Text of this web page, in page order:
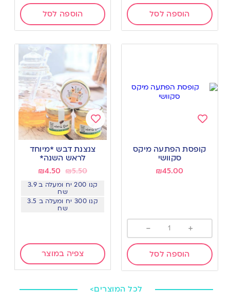
הוספה לסל הוספה לסל
to
wishlist
קופסת הפתעה מיקס
סקוושי
₪45.00
+
-
הוספה לסל
Add
wishlist
צנצנת דבש *מיוחד
לראש השנה*
₪5.50
₪4.50
קנו 200 יח ומעלה ב 3.9
שח
קנו 300 יח ומעלה ב 3.5
שח
צפיה במוצר
לכל המוצרים>